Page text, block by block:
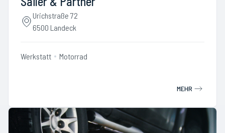
Urichstraße 72
6500 Landeck
Werkstatt Motorrad
MEHR